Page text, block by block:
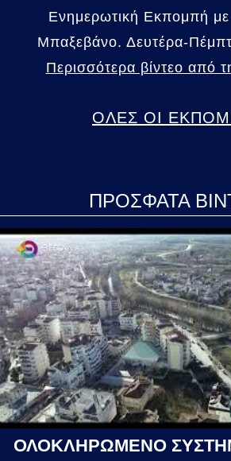
Ενημερωτική Εκπομπή
Μπαξεβάνο. Δευτέρα-
Περισσότερα βίντεο από
ΟΛΕΣ ΟΙ
ΠΡΟΣΦΑΤΑ
ΟΛΟΚΛΗΡΩΜΕΝΟ